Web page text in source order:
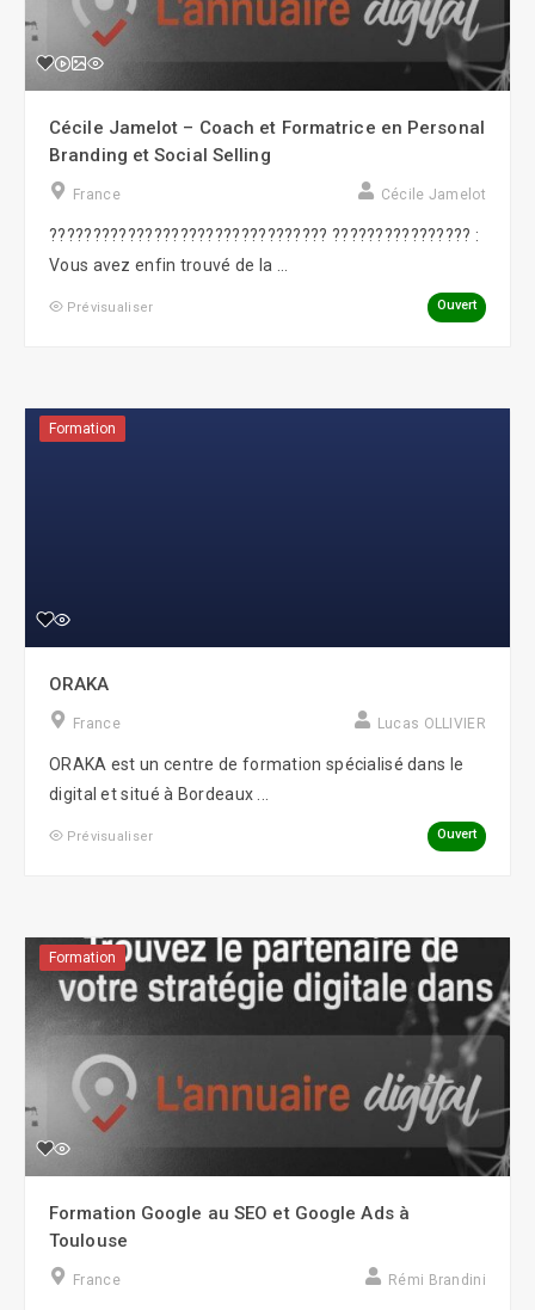
Cécile Jamelot – Coach et Formatrice en Personal
Branding et Social Selling
France Cécile Jamelot
???????????????????????????????? ???????????????? :
Vous avez enfin trouvé de la ...
Prévisualiser Ouvert
Formation
ORAKA
France Lucas OLLIVIER
ORAKA est un centre de formation spécialisé dans le
digital et situé à Bordeaux ...
Prévisualiser Ouvert
Formation
Formation Google au SEO et Google Ads à
Toulouse
France Rémi Brandini